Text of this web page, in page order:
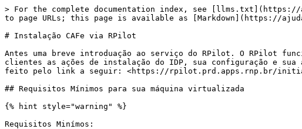
> For the complete documentation index, see [llms.txt](https://
to page URLs; this page is available as [Markdown](https://
# Instalação CAFe via RPilot
Antes uma breve introduação ao serviço do RPilot. O RPilot
clientes as ações de instalação do IDP, sua configuração e
feito pelo link a seguir: <https://rpilot.prd.apps.rnp.br/
## Requisitos Mínimos para sua máquina virtualizada
{% hint style="warning" %}
Requisitos Minímos: